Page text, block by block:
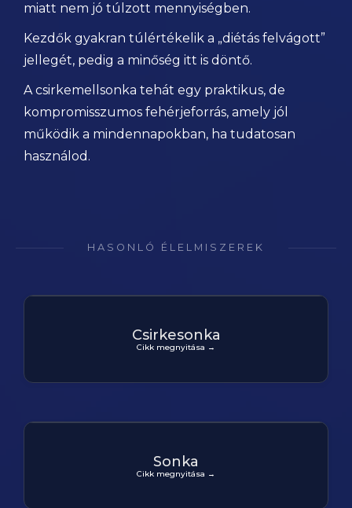
miatt nem jó túlzott mennyiségben.
Kezdők gyakran túlértékelik a „diétás felvágott”
jellegét, pedig a minőség itt is döntő.
A csirkemellsonka tehát egy praktikus, de
kompromisszumos fehérjeforrás, amely jól
működik a mindennapokban, ha tudatosan
használod.
HASONLÓ ÉLELMISZEREK
Csirkesonka
Cikk megnyitása →
Sonka
Cikk megnyitása →